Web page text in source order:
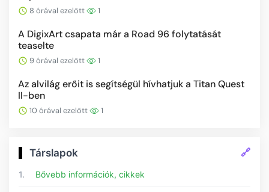
8 órával ezelőtt 1
A DigixArt csapata már a Road 96 folytatását
teaselte
9 órával ezelőtt 1
Az alvilág erőit is segítségül hívhatjuk a Titan Quest
II-ben
10 órával ezelőtt 1
Társlapok 🔗
1. Bővebb információk, cikkek